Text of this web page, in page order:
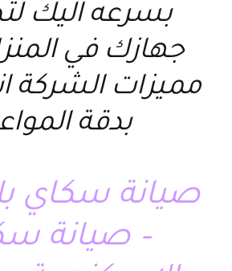
بسرعه اليك
جهازك في
مميزات الشركة
بدقة
صيانة سكاي
– صيانة